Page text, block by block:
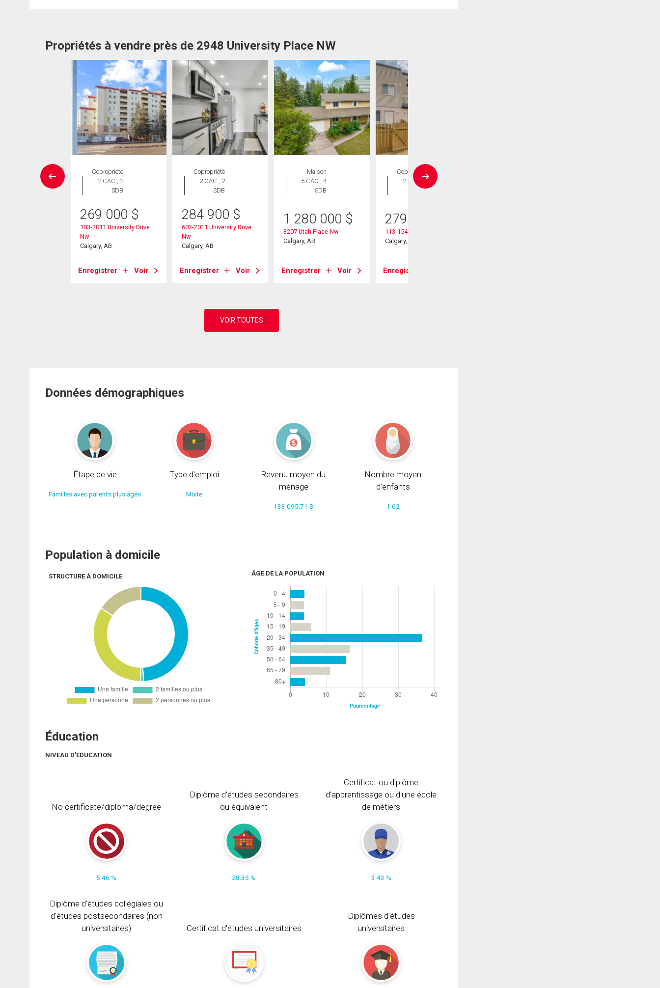
Propriétés à vendre près de 2948 University Place NW
INSCRIPTION
Copropriété
2 CAC , 2
SDB
269 000 $
103-2011 University Drive
Nw
Calgary, AB
Enregistrer Voir
Copropriété
2 CAC , 2
SDB
284 900 $
603-2011 University Drive
Nw
Calgary, AB
Enregistrer Voir
Maison
5 CAC , 4
SDB
1 280 000 $
3207 Utah Place Nw
Calgary, AB
Enregistrer Voir
Copropriété
2 CAC , 1
SDB
279 000
113-1540 29 Street Nw
Calgary, AB
Enregistrer
Données démographiques
Étape de vie
Familles avec parents plus âgés
Type d'emploi
Mixte
Revenu moyen du
ménage
133 095.71 $
Nombre moyen
d'enfants
1.62
Population à domicile
STRUCTURE À DOMICILE ÂGE DE LA POPULATION
Éducation
NIVEAU D'ÉDUCATION
No certificate/diploma/degree
5.46 %
Diplôme d'études secondaires
ou équivalent
28.35 %
Certificat ou diplôme
d'apprentissage ou d'une école
de métiers
3.43 %
Diplôme d'études collégiales ou
d'études postsecondaires (non
universitaires)
Certificat d'études universitaires
Diplômes d'études
universitaires